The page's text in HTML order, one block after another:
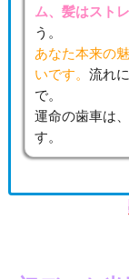
ム、髪はスト
う。
あなた本来の
いです。流れ
で。
運命の歯車は
す。